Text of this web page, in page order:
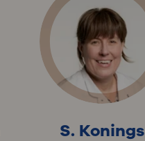
S. Konings